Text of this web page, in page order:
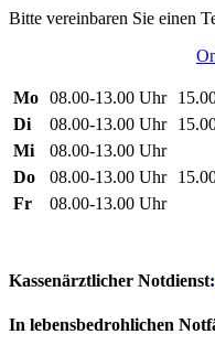
Bitte vereinbaren Sie einen
Mo 08.00-13.00 Uhr
Di
08.00-13.00 Uhr
Mi
08.00-13.00 Uhr
Do
08.00-13.00 Uhr
Fr
08.00-13.00 Uhr
Kassenärztlicher Notdienst:
In lebensbedrohlichen